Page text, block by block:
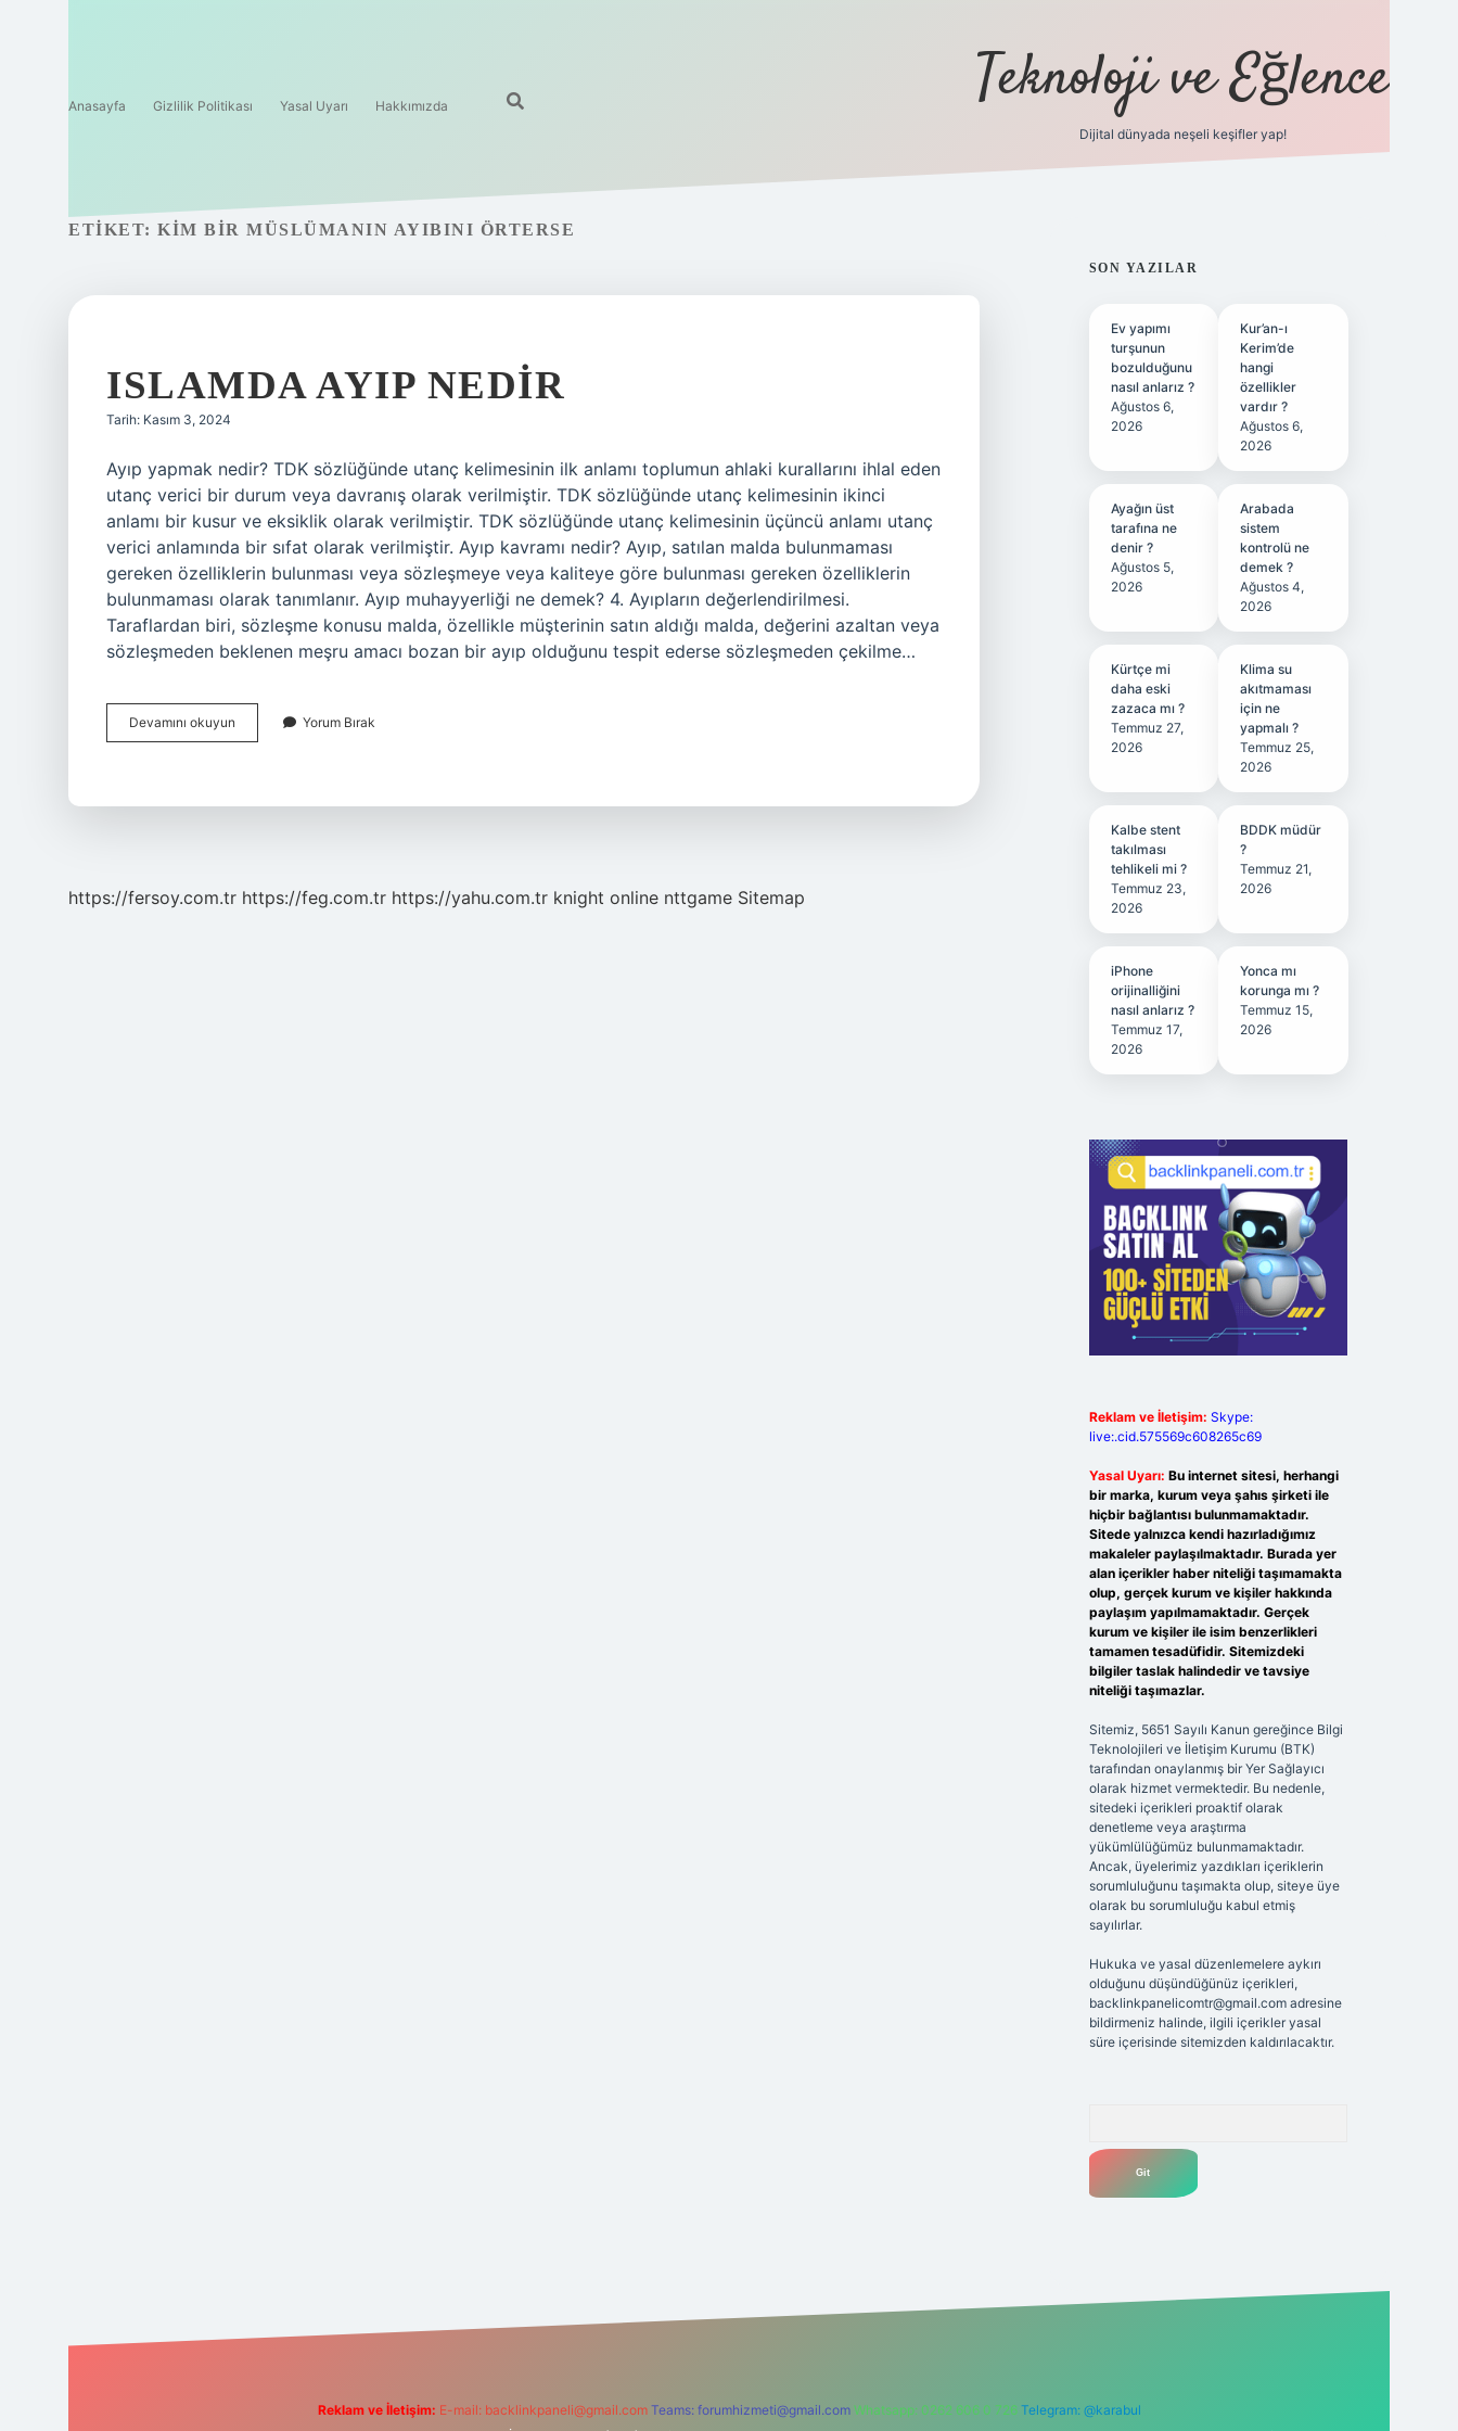
Anasayfa Gizlilik Politikası Yasal Uyarı Hakkımızda Teknoloji ve Eğlence
Dijital dünyada neşeli keşifler yap!
ETIKET: KIM BIR MÜSLÜMANIN AYIBINI ÖRTERSE
ISLAMDA AYIP NEDIR
Tarih: Kasım 3, 2024
Ayıp yapmak nedir? TDK sözlüğünde utanç kelimesinin ilk anlamı toplumun ahlaki kurallarını ihlal eden
utanç verici bir durum veya davranış olarak verilmiştir. TDK sözlüğünde utanç kelimesinin ikinci
anlamı bir kusur ve eksiklik olarak verilmiştir. TDK sözlüğünde utanç kelimesinin üçüncü anlamı utanç
verici anlamında bir sıfat olarak verilmiştir. Ayıp kavramı nedir? Ayıp, satılan malda bulunmaması
gereken özelliklerin bulunması veya sözleşmeye veya kaliteye göre bulunması gereken özelliklerin
bulunmaması olarak tanımlanır. Ayıp muhayyerliği ne demek? 4. Ayıpların değerlendirilmesi.
Taraflardan biri, sözleşme konusu malda, özellikle müşterinin satın aldığı malda, değerini azaltan veya
sözleşmeden beklenen meşru amacı bozan bir ayıp olduğunu tespit ederse sözleşmeden çekilme…
Devamını okuyun
Ayıp
Yorum Bırak
https://fersoy.com.tr https://feg.com.tr https://yahu.com.tr knight online nttgame Sitemap
SIDEBAR
SON YAZILAR
Ev yapımı
turşunun
bozulduğunu
nasıl anlarız ?
Ağustos 6,
2026
Kur’an-ı
Kerim’de
hangi
özellikler
vardır ?
Ağustos 6,
2026
Ayağın üst
tarafına ne
denir ?
Ağustos 5,
2026
Arabada
sistem
kontrolü ne
demek ?
Ağustos 4,
2026
Kürtçe mi
daha eski
zazaca mı ?
Temmuz 27,
2026
Klima su
akıtmaması
için ne
yapmalı ?
Temmuz 25,
2026
Kalbe stent
takılması
tehlikeli mi ?
Temmuz 23,
2026
BDDK müdür
?
Temmuz 21,
2026
iPhone
orijinalliğini
nasıl anlarız ?
Temmuz 17,
2026
Yonca mı
korunga mı ?
Temmuz 15,
2026
Reklam ve İletişim: Skype:
live:.cid.575569c608265c69
Yasal Uyarı: Bu internet sitesi, herhangi
bir marka, kurum veya şahıs şirketi ile
hiçbir bağlantısı bulunmamaktadır.
Sitede yalnızca kendi hazırladığımız
makaleler paylaşılmaktadır. Burada yer
alan içerikler haber niteliği taşımamakta
olup, gerçek kurum ve kişiler hakkında
paylaşım yapılmamaktadır. Gerçek
kurum ve kişiler ile isim benzerlikleri
tamamen tesadüfidir. Sitemizdeki
bilgiler taslak halindedir ve tavsiye
niteliği taşımazlar.
Sitemiz, 5651 Sayılı Kanun gereğince Bilgi
Teknolojileri ve İletişim Kurumu (BTK)
tarafından onaylanmış bir Yer Sağlayıcı
olarak hizmet vermektedir. Bu nedenle,
sitedeki içerikleri proaktif olarak
denetleme veya araştırma
yükümlülüğümüz bulunmamaktadır.
Ancak, üyelerimiz yazdıkları içeriklerin
sorumluluğunu taşımakta olup, siteye üye
olarak bu sorumluluğu kabul etmiş
sayılırlar.
Hukuka ve yasal düzenlemelere aykırı
olduğunu düşündüğünüz içerikleri,
backlinkpanelicomtr@gmail.comadresine
bildirmeniz halinde, ilgili içerikler yasal
süre içerisinde sitemizden kaldırılacaktır.
Reklam ve İletişim: E-mail: backlinkpaneli@gmail.com Teams: forumhizmeti@gmail.com Whatsapp: 0262 606 0 726 Telegram: @karabul